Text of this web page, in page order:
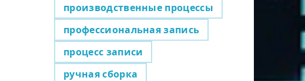
производственные процессы
профессиональная запись
процесс записи
ручная сборка